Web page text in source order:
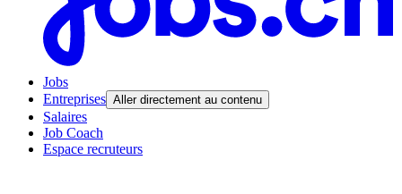
Jobs
Entreprises Aller directement au contenu
Salaires
Job Coach
Espace recruteurs